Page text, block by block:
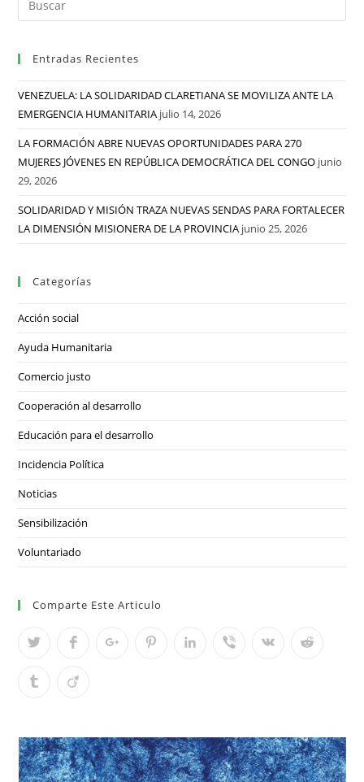
Entradas Recientes
VENEZUELA: LA SOLIDARIDAD CLARETIANA SE MOVILIZA ANTE LA
EMERGENCIA HUMANITARIA julio 14, 2026
LA FORMACIÓN ABRE NUEVAS OPORTUNIDADES PARA 270
MUJERES JÓVENES EN REPÚBLICA DEMOCRÁTICA DEL CONGO junio
29, 2026
SOLIDARIDAD Y MISIÓN TRAZA NUEVAS SENDAS PARA FORTALECER
LA DIMENSIÓN MISIONERA DE LA PROVINCIA junio 25, 2026
Categorías
Acción social
Ayuda Humanitaria
Comercio justo
Cooperación al desarrollo
Educación para el desarrollo
Incidencia Política
Noticias
Sensibilización
Voluntariado
Comparte Este Articulo